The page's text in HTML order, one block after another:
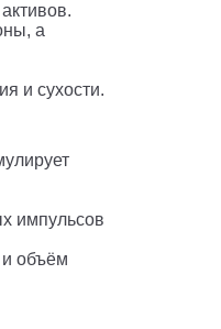
а
и сухости.
импульсов
объём